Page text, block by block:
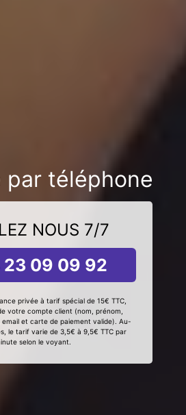
par téléphone
NOUS 7/7
09 09 92
privée à tarif spécial de 15€ TTC,
votre compte client (nom, prénom,
email et carte de paiement valide). Au-
le tarif varie de 3,5€ à 9,5€ TTC par
selon le voyant.